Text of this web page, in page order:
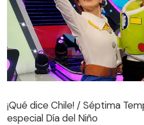
especial Día del Niño
¡Qué dice Chile! / Séptima
especial Día del Niño